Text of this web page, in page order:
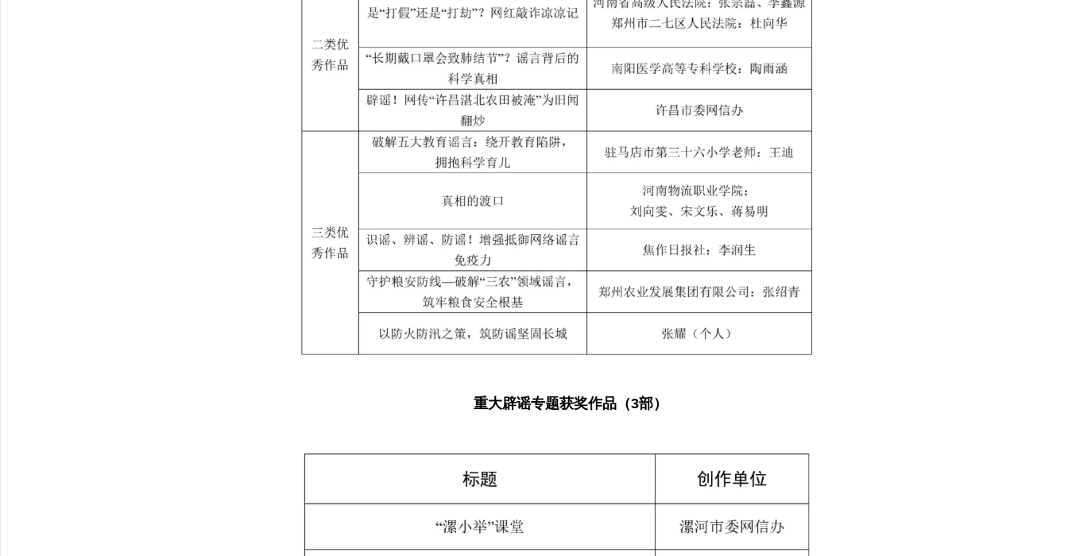
重大辟谣专题获奖作品（3部）